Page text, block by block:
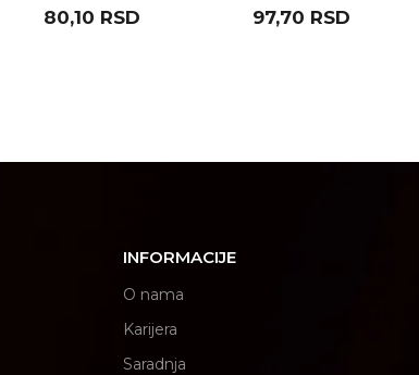
OKRUGLI 60 MM ( )
ELPARTS
80,10 RSD
OKRUGLI 82 MM ( )
ELPARTS
97,70 RSD
INFORMACIJE
O nama
Karijera
Saradnja